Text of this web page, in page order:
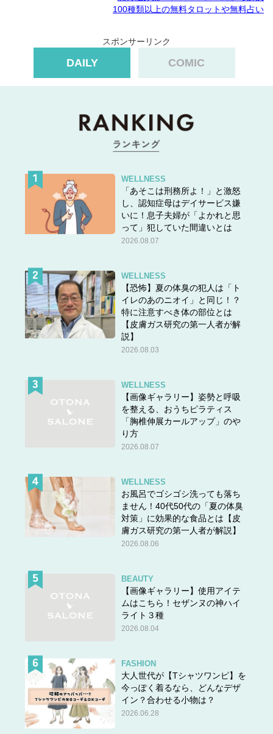
100種類以上の無料タロットや無料占い
スポンサーリンク
DAILY COMIC
WELLNESS
「あそこは刑務所よ！」と激怒
し、認知症母はデイサービス嫌
いに！息子夫婦が「よかれと思
って」犯していた間違いとは
2026.08.07
WELLNESS
【恐怖】夏の体臭の犯人は「ト
イレのあのニオイ」と同じ！？
特に注意すべき体の部位とは
【皮膚ガス研究の第一人者が解
説】
2026.08.03
WELLNESS
【画像ギャラリー】姿勢と呼吸
を整える、おうちピラティス
「胸椎伸展カールアップ」のや
り方
2026.08.07
WELLNESS
お風呂でゴシゴシ洗っても落ち
ません！40代50代の「夏の体臭
対策」に効果的な食品とは【皮
膚ガス研究の第一人者が解説】
2026.08.06
BEAUTY
【画像ギャラリー】使用アイテ
ムはこちら！セザンヌの神ハイ
ライト３種
2026.08.04
FASHION
大人世代が【Tシャツワンピ】を
今っぽく着るなら、どんなデザ
イン？合わせる小物は？
2026.06.28